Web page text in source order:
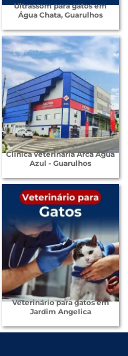
Ultrassom para gatos em
Água Chata, Guarulhos
Clínica veterinária Arca Água
Azul - Guarulhos
Veterinário para gatos em
Jardim Angelica